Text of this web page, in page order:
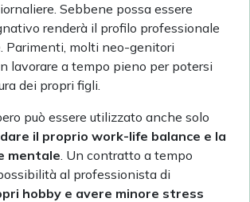
Sebbene possa essere
renderà il profilo professionale
Parimenti, molti neo-genitori
lavorare a tempo pieno per potersi
dei propri figli.
può essere utilizzato anche solo
il proprio work-life balance e la
mentale . Un contratto a tempo
al professionista di
hobby e avere minore stress